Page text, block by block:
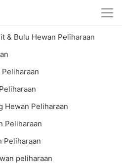
& Bulu Hewan Peliharaan
Hewan Peliharaan
Peliharaan
Peliharaan
peliharaan